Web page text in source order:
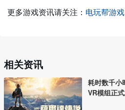
更多游戏资讯请关注： 电玩帮游
相关资讯
耗时数千小
VR模组正